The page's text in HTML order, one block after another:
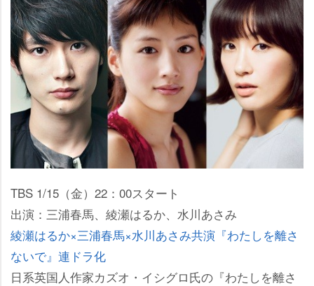
TBS 1/15（金）22：00スタート
出演：三浦春馬、綾瀬はるか、水川あさみ
綾瀬はるか×三浦春馬×水川あさみ共演『わたしを離さ
ないで』連ドラ化
日系英国人作家カズオ・イシグロ氏の『わたしを離さ